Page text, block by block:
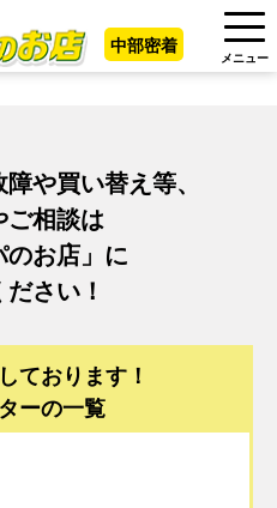
中部密着
メニュー
や買い替え等、
ご相談は
のお店」に
さい！
ております！
ーの一覧